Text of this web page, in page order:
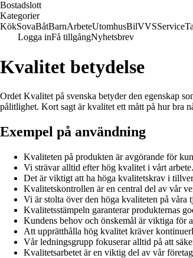
Bostadslott
Kategorier
KökSovaBåtBarnArbeteUtomhusBilVVSService
Logga inFå tillgångNyhetsbrev
Kvalitet betydelse
Ordet Kvalitet på svenska betyder den egenskap
pålitlighet. Kort sagt är kvalitet ett mått på hur bra
Exempel på användning
Kvaliteten på produkten är avgörande för
Vi strävar alltid efter hög kvalitet i vårt arbete.
Det är viktigt att ha höga kvalitetskrav i
Kvalitetskontrollen är en central del av vår
Vi är stolta över den höga kvaliteten på våra
Kvalitetsstämpeln garanterar produkternas
Kundens behov och önskemål är viktiga för
Att upprätthålla hög kvalitet kräver
Vår ledningsgrupp fokuserar alltid på att
Kvalitetsarbetet är en viktig del av vår